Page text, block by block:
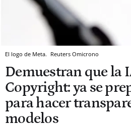
El logo de Meta. Reuters Omicrono
Demuestran que la
Copyright: ya se
para hacer
modelos